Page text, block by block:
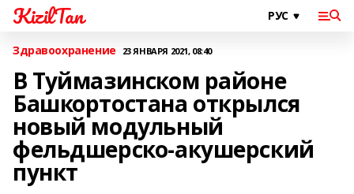
KizilTan
Здравоохранение 23 ЯНВАРЯ 2021, 08:40
В Туймазинском районе
Башкортостана открылся
новый модульный
фельдшерско-акушерский
пункт